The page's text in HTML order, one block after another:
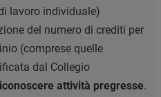
lavoro individuale)
del numero di crediti per
(comprese quelle
dal Collegio
attività pregresse.